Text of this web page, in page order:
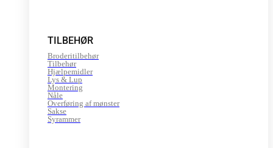
TILBEHØR
Broderitilbehør
Tilbehør
Hjælpemidler
Lys & Lup
Montering
Nåle
Overføring af mønster
Sakse
Syrammer